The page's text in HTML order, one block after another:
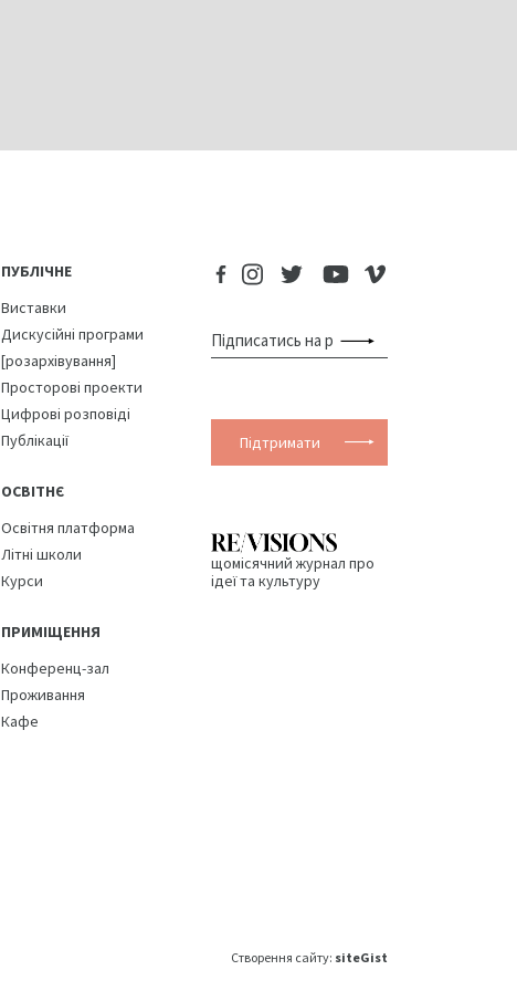
ПУБЛІЧНЕ
Виставки
Дискусійні програми
[розархівування]
Просторові проекти
Цифрові розповіді
Публікації
ОСВІТНЄ
Освітня платформа
Літні школи
Курси
ПРИМІЩЕННЯ
Конференц-зал
Проживання
Кафе
Підтримати
щомісячний журнал про
ідеї та культуру
Створення сайту: siteGist